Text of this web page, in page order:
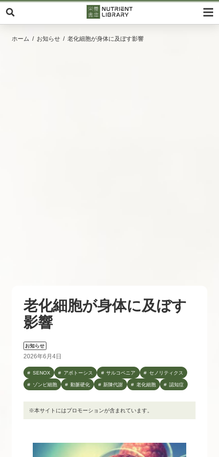
ホーム お知らせ 老化細胞が身体に及ぼす影響
老化細胞が身体に及ぼす
影響
お知らせ
2026年6月4日
SENOX アポトーシス サルコペニア セノリティクス
ゾンビ細胞 動脈硬化 新陳代謝 老化細胞 認知症
※本サイトにはプロモーションが含まれています。